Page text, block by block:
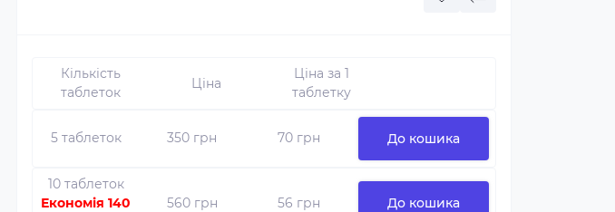
Кількість
таблеток
Ціна
Ціна за 1
таблетку
5 таблеток 350 грн 70 грн До кошика
10 таблеток
Економія 140
560 грн 56 грн До кошика